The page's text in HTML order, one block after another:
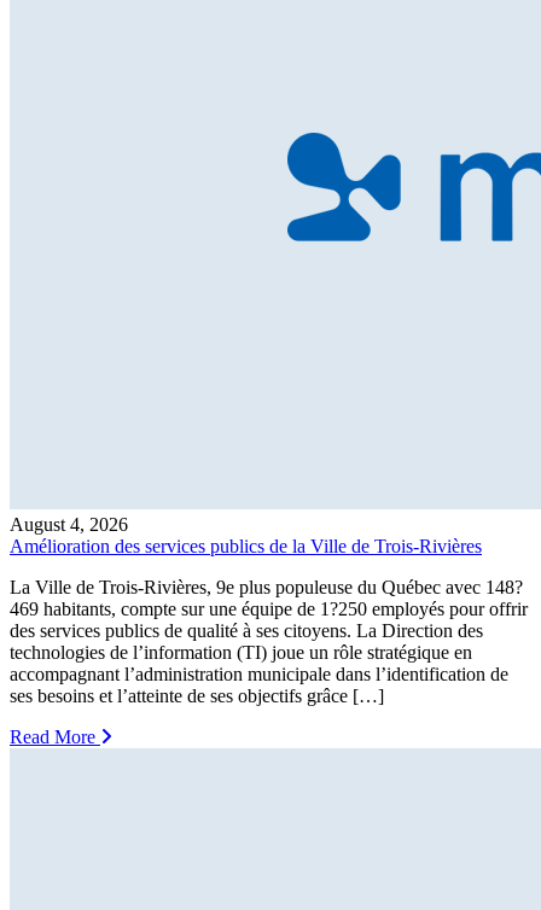
August 4, 2026
Amélioration des services publics de la Ville de Trois-Rivières
La Ville de Trois-Rivières, 9e plus populeuse du Québec avec 148?
469 habitants, compte sur une équipe de 1?250 employés pour offrir
des services publics de qualité à ses citoyens. La Direction des
technologies de l’information (TI) joue un rôle stratégique en
accompagnant l’administration municipale dans l’identification de
ses besoins et l’atteinte de ses objectifs grâce […]
Read More